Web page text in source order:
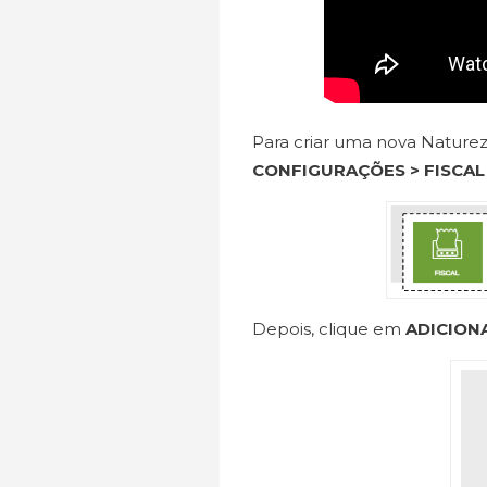
Para criar uma nova
CONFIGURAÇÕES >
Depois, clique em